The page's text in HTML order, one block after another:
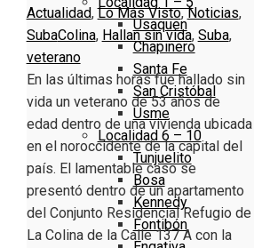
Usaquen
Chapinero
Santa Fe
San Cristóbal
Usme
Localidad 6 – 10
Tunjuelito
Bosa
Kennedy
Fontibón
Actualidad,Lo Más Visto,Noticias,
SubaColina, Hallan sin vida, Suba,
veterano
En las últimas horas fue hallado sin
vida un veterano de 53 años de
edad dentro de una vivienda ubicada
en el noroccidente de la capital del
país. El lamentable caso se
presentó dentro de un apartamento
del Conjunto Residencial Refugio de
La Colina de la Calle 137 A con la